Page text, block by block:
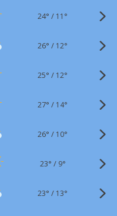
24° / 11°
26° / 12°
25° / 12°
27° / 14°
26° / 10°
23° / 9°
23° / 13°